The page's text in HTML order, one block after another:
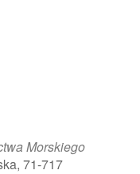
Morskiego
71-717